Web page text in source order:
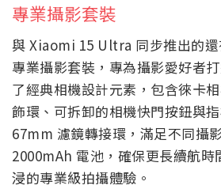
專業攝影套裝
與 Xiaomi 15 Ultra 同步推出的
專業攝影套裝，專為攝影愛好者
了經典相機設計元素，包含徠卡
飾環、可拆卸的相機快門按鈕與
67mm 濾鏡轉接環，滿足不同攝
2000mAh 電池，確保更長續航時
浸的專業級拍攝體驗。